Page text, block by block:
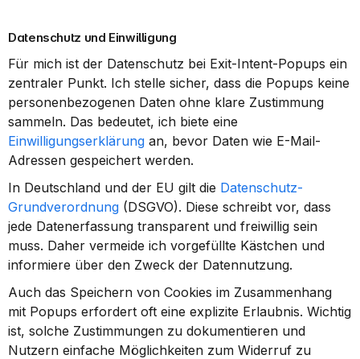
Datenschutz und Einwilligung
Für mich ist der Datenschutz bei Exit-Intent-Popups ein
zentraler Punkt. Ich stelle sicher, dass die Popups keine
personenbezogenen Daten ohne klare Zustimmung
Einwilligungserklärung an, bevor Daten wie E-Mail-
Adressen gespeichert werden.
In Deutschland und der EU gilt die Datenschutz-
Grundverordnung (DSGVO). Diese schreibt vor, dass
jede Datenerfassung transparent und freiwillig sein
muss. Daher vermeide ich vorgefüllte Kästchen und
informiere über den Zweck der Datennutzung.
Auch das Speichern von Cookies im Zusammenhang
mit Popups erfordert oft eine explizite Erlaubnis. Wichtig
ist, solche Zustimmungen zu dokumentieren und
Nutzern einfache Möglichkeiten zum Widerruf zu